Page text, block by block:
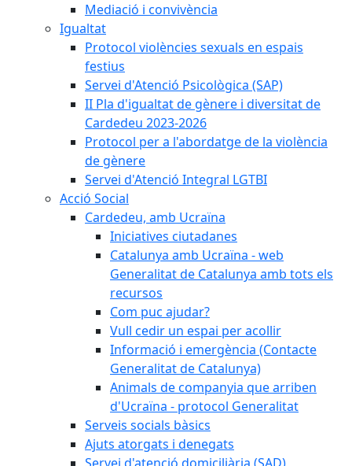
Mediació i convivència
Igualtat
Protocol violències sexuals en espais
festius
Servei d'Atenció Psicològica (SAP)
II Pla d'igualtat de gènere i diversitat de
Cardedeu 2023-2026
Protocol per a l'abordatge de la violència
de gènere
Servei d'Atenció Integral LGTBI
Acció Social
Cardedeu, amb Ucraïna
Iniciatives ciutadanes
Catalunya amb Ucraïna - web
Generalitat de Catalunya amb tots els
recursos
Com puc ajudar?
Vull cedir un espai per acollir
Informació i emergència (Contacte
Generalitat de Catalunya)
Animals de companyia que arriben
d'Ucraïna - protocol Generalitat
Serveis socials bàsics
Ajuts atorgats i denegats